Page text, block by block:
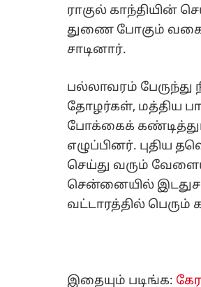
ராகுல் காந்தியின்
துணை போகும்
சாடினார்.
பல்லாவரம்
தோழர்கள், மத்திய
போக்கைக்
எழுப்பினர். புதிய
செய்து வரும்
சென்னையில்
வட்டாரத்தில்
இதையும் படிங்க: